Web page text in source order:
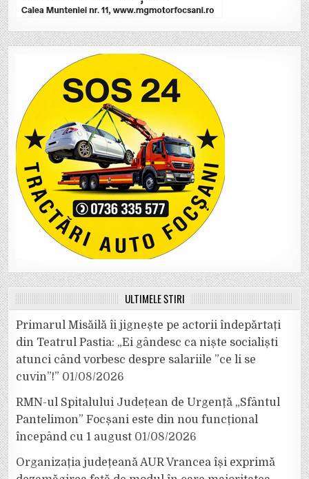
ULTIMELE ȘTIRI
Primarul Misăilă îi jignește pe actorii îndepărtați
din Teatrul Pastia: „Ei gândesc ca niște socialiști
atunci când vorbesc despre salariile ”ce li se
cuvin”!” 01/08/2026
RMN-ul Spitalului Județean de Urgență „Sfântul
Pantelimon” Focșani este din nou funcțional
începând cu 1 august 01/08/2026
Organizația județeană AUR Vrancea își exprimă